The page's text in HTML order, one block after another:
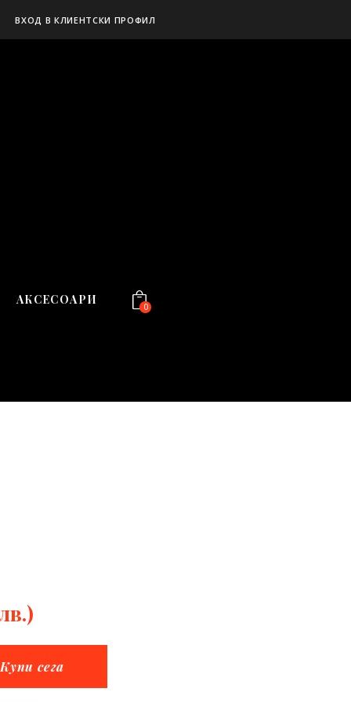
ВХОД В КЛИЕНТСКИ ПРОФИЛ
АКСЕСОАРИ 0
Купи сега